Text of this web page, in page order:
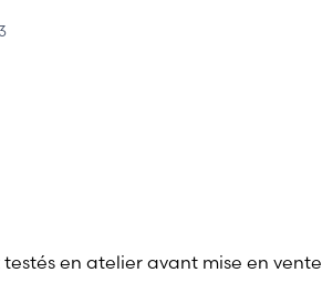
testés en atelier avant mise en vente